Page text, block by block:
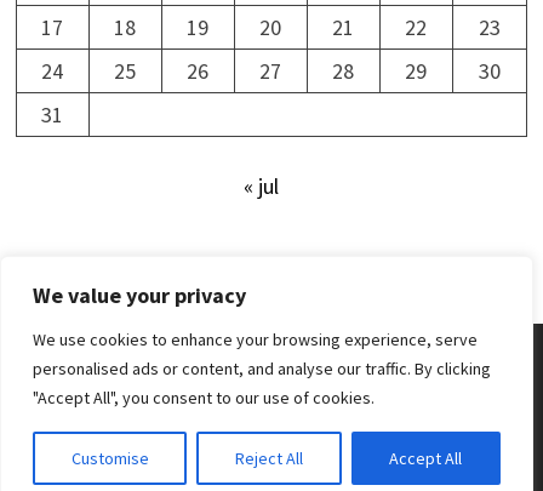
We value your privacy
We use cookies to enhance your browsing experience, serve
personalised ads or content, and analyse our traffic. By clicking
"Accept All", you consent to our use of cookies.
Customise Reject All Accept All
17
18 19 20 21 22
23
24
25 26 27 28 29
30
31
« jul
Upphovsrätt © 2024 Newsdesk.